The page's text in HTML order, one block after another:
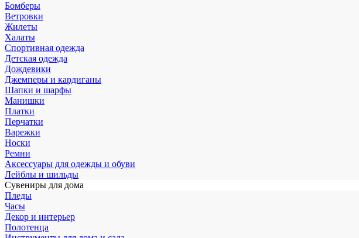
Бомберы
Ветровки
Жилеты
Халаты
Спортивная одежда
Детская одежда
Дождевики
Джемперы и кардиганы
Шапки и шарфы
Манишки
Платки
Перчатки
Варежки
Носки
Ремни
Аксессуары для одежды и обуви
Лейблы и шильды
Сувениры для дома
Пледы
Часы
Декор и интерьер
Полотенца